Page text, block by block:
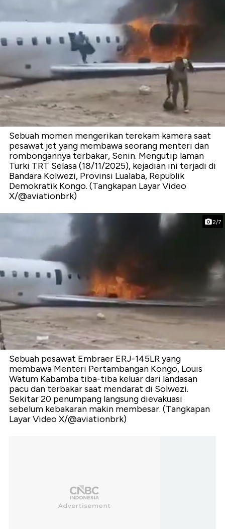
Sebuah momen mengerikan terekam kamera saat
pesawat jet yang membawa seorang menteri dan
rombongannya terbakar, Senin. Mengutip laman
Turki TRT Selasa (18/11/2025), kejadian ini terjadi di
Bandara Kolwezi, Provinsi Lualaba, Republik
Demokratik Kongo. (Tangkapan Layar Video
X/@aviationbrk)
2/7
Sebuah pesawat Embraer ERJ-145LR yang
membawa Menteri Pertambangan Kongo, Louis
Watum Kabamba tiba-tiba keluar dari landasan
pacu dan terbakar saat mendarat di Solwezi.
Sekitar 20 penumpang langsung dievakuasi
sebelum kebakaran makin membesar. (Tangkapan
Layar Video X/@aviationbrk)